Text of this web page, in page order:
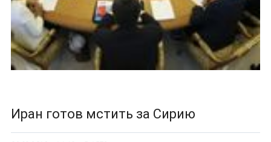
Иран готов мстить за Сирию